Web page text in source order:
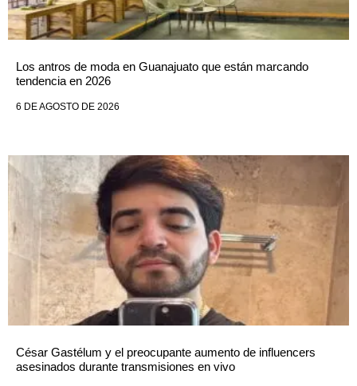
Los antros de moda en Guanajuato que están marcando
tendencia en 2026
6 DE AGOSTO DE 2026
César Gastélum y el preocupante aumento de influencers
asesinados durante transmisiones en vivo